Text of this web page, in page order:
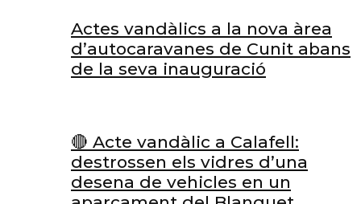
Actes vandàlics a la nova àrea
d’autocaravanes de Cunit abans
de la seva inauguració
🔴 Acte vandàlic a Calafell:
destrossen els vidres d’una
desena de vehicles en un